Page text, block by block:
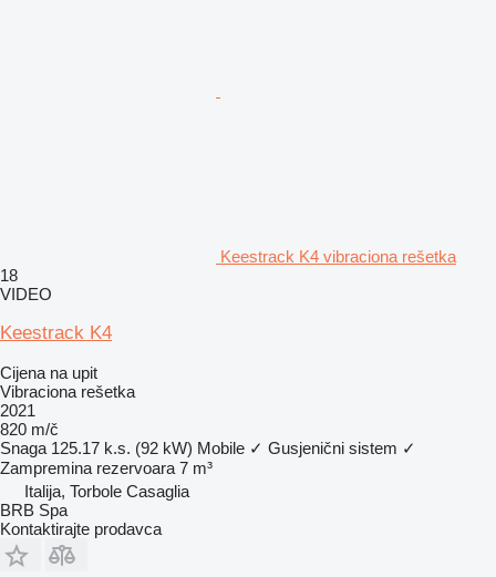
Keestrack K4 vibraciona rešetka
18
VIDEO
Keestrack K4
Cijena na upit
Vibraciona rešetka
2021
820 m/č
Snaga 125.17 k.s. (92 kW) Mobile ✓ Gusjenični sistem ✓
Zampremina rezervoara 7 m³
Italija, Torbole Casaglia
BRB Spa
Kontaktirajte prodavca